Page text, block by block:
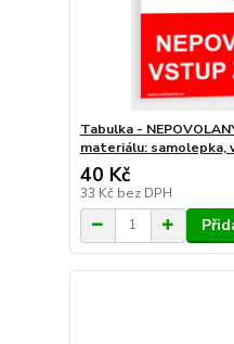
Tabulka -
materiálu: samolepka,
40 Kč
33 Kč bez DPH